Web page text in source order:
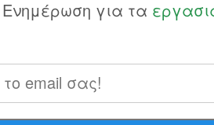
αντιστοιχούν δώρα
μισθού όπως είναι το
Πάσχα.
Ενημέρωση για τα